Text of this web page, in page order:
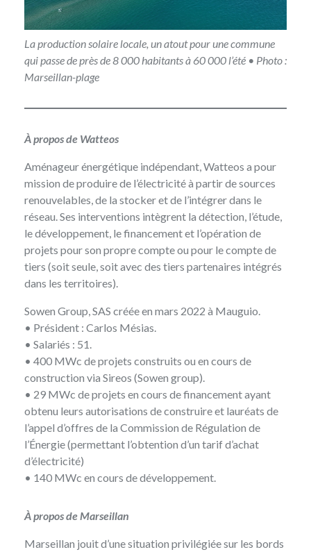
La production solaire locale, un atout pour une commune
qui passe de près de 8 000 habitants à 60 000 l’été • Photo :
Marseillan-plage
Àpropos de Watteos
Aménageur énergétique indépendant, Watteos a pour
mission de produire de l’électricité à partir de sources
renouvelables, de la stocker et de l’intégrer dans le
réseau. Ses interventions intègrent la détection, l’étude,
le développement, le financement et l’opération de
projets pour son propre compte ou pour le compte de
tiers (soit seule, soit avec des tiers partenaires intégrés
dans les territoires).
Sowen Group, SAS créée en mars 2022 à Mauguio.
• Président : Carlos Mésias.
• Salariés : 51.
• 400 MWc de projets construits ou en cours de
construction via Sireos (Sowen group).
• 29 MWc de projets en cours de financement ayant
obtenu leurs autorisations de construire et lauréats de
l’appel d’offres de la Commission de Régulation de
l’Énergie (permettant l’obtention d’un tarif d’achat
d’électricité)
• 140 MWc en cours de développement.
À propos de Marseillan
Marseillan jouit d’une situation privilégiée sur les bords